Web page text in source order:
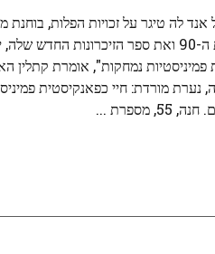
אנד לה טיגר על זכויות הפלות,
המוזיקה שלה משנות ה-90 ואת ספר הזיכרונות
פמיניסטיות נמחקות", אומרת קתלין
נערת מורדת: חיי כפאנקיסטית
מספרת ...